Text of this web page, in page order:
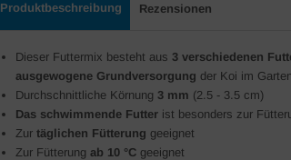
Produktbeschreibung Rezensionen
Dieser Futtermix besteht aus 3 verschiedenen
ausgewogene Grundversorgung der Koi im
Durchschnittliche Körnung 3 mm (2.5 - 3.5 cm)
Das schwimmende Futter ist besonders zur
Zur täglichen Fütterung geeignet
Zur Fütterung ab 10 °C geeignet